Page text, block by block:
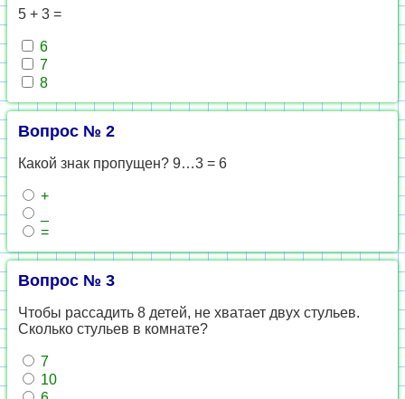
5 + 3 =
6
7
8
Вопрос № 2
Какой знак пропущен? 9…3 = 6
+
=
Вопрос № 3
Чтобы рассадить 8 детей, не хватает двух стульев.
Сколько стульев в комнате?
7
10